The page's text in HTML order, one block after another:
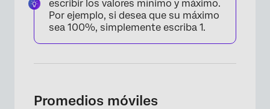
escribir los valores mínimo y máximo.
Por ejemplo, si desea que su máximo
sea 100%, simplemente escriba 1.
Promedios móviles